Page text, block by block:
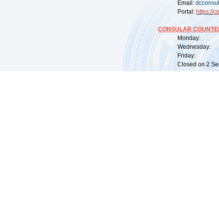
Email:
Portal: https://
CONSULAR
Monday:
Wednesday:
Friday:
Closed on 2